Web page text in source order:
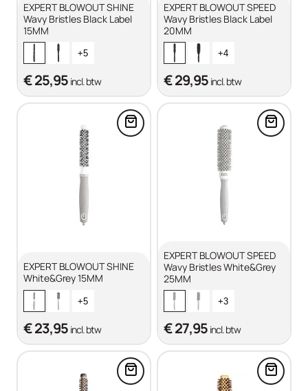
EXPERT BLOWOUT SHINE
Wavy Bristles Black Label
15MM
+5
€ 25,95 incl. btw
EXPERT BLOWOUT SPEED
Wavy Bristles Black Label
20MM
+4
€ 29,95 incl. btw
Voeg EXPERT BLOWOUT
EXPERT BLOWOUT SHINE
White&Grey 15MM
+5
€ 23,95 incl. btw
Voeg
EXPERT BLOWOUT SPEED
Wavy Bristles White&Grey
25MM
+3
€ 27,95 incl. btw
Voeg EXPERT BLOWOUTVoeg